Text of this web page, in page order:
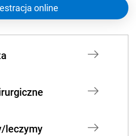
online
leczymy